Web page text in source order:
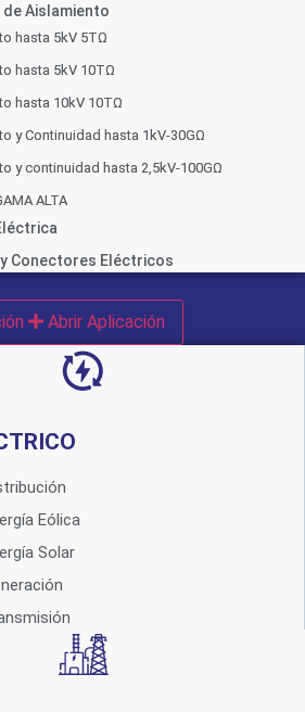
de Aislamiento
hasta 5kV 5TΩ
hasta 5kV 10TΩ
hasta 10kV 10TΩ
y Continuidad hasta 1kV-30GΩ
y continuidad hasta 2,5kV-100GΩ
ALTA
Conectores Eléctricos
Abrir Aplicación
Implementado por:
Eólica
Solar